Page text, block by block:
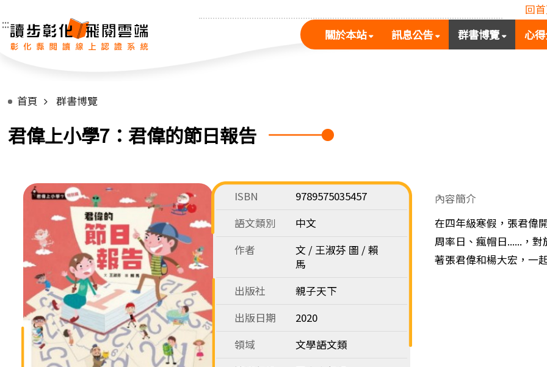
:::
回
關於本站(按
空
訊息公告(按
空
群書博覽(按
空
心
首頁 群書博覽
君偉上小學7：君偉的節日報告
ISBN
9789575035457
語文類別
中文
作者
文 / 王淑芬 圖 / 賴
馬
出版社
親子天下
出版日期
2020
領域
文學語文類
內容簡介
在四年級寒假，張君偉
周率日、瘋帽日......，
著張君偉和楊大宏，一